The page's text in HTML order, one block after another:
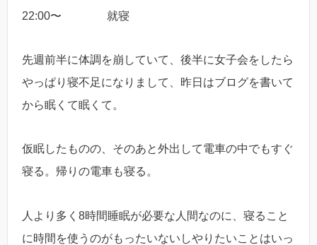
22:00〜 就寝
先週前半に体調を崩していて、後半に女子会をしたら
やっぱり寝不足になりまして、昨日はブログを書いて
から眠くて眠くて。
仮眠したものの、そのあと外出して電車の中でもすぐ
寝る。帰りの電車も寝る。
人より多く8時間睡眠が必要な人間なのに、寝ること
に時間を使うのがもったいないしやりたいことはいっ